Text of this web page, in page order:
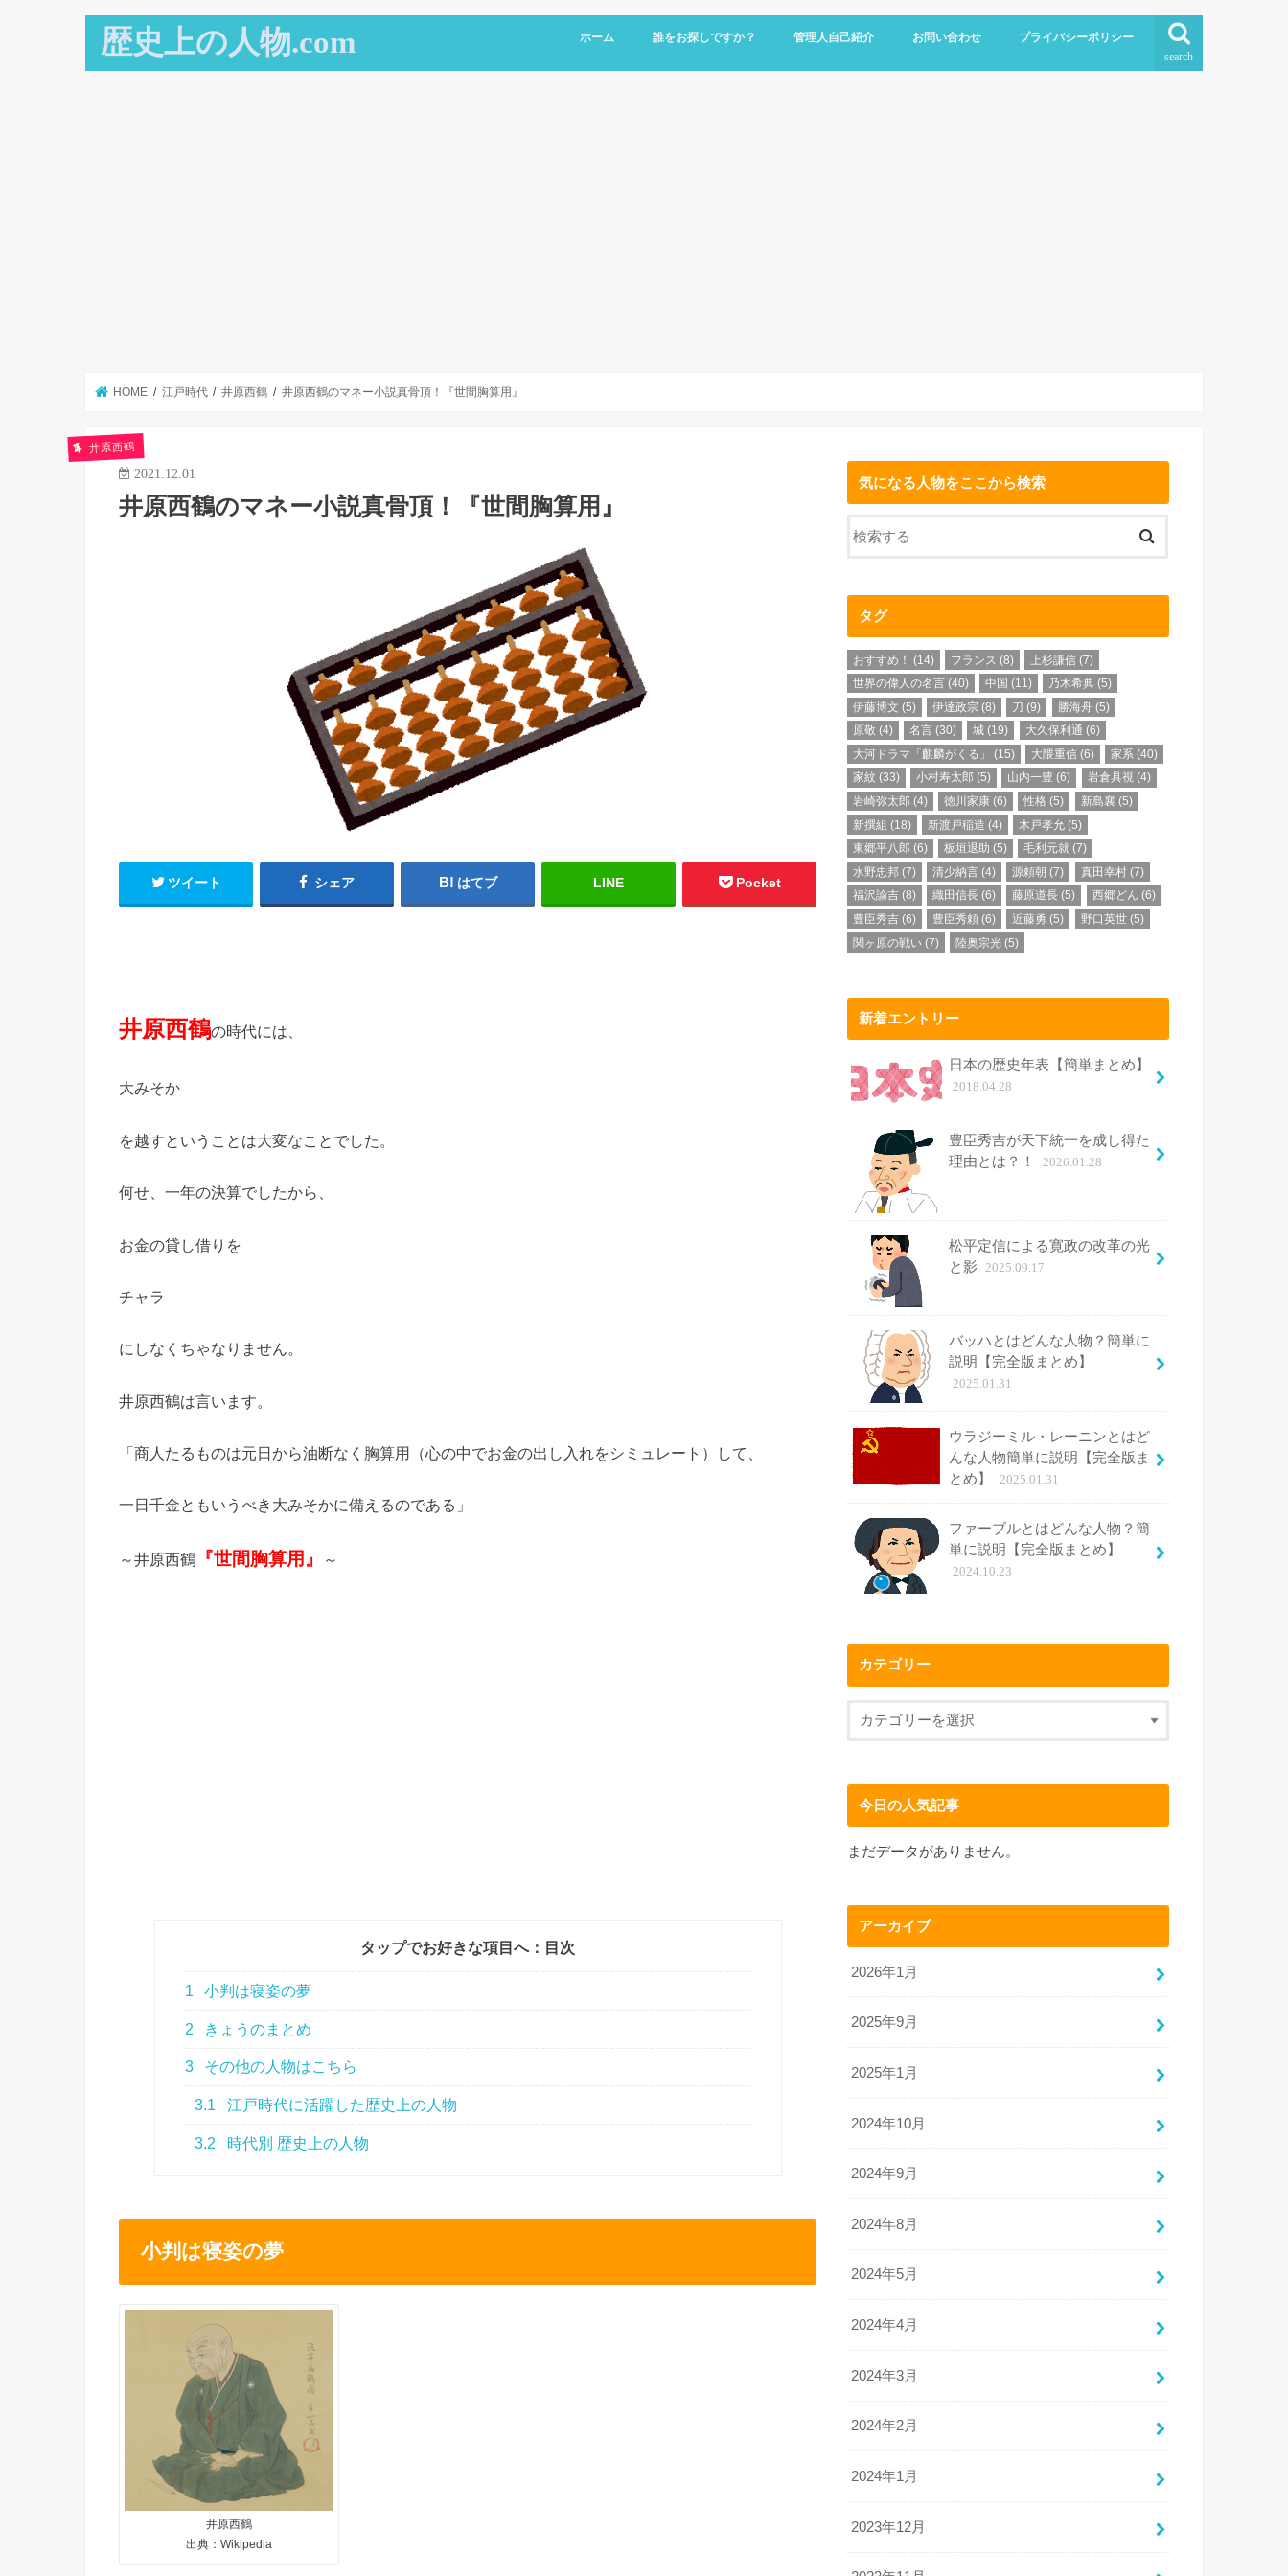
歴史上の人物.com search
ホーム 誰をお探しですか？ 管理人自己紹介 お問い合わせ プライバシーポリシー
HOME 江戸時代 井原西鶴 井原西鶴のマネー小説真骨頂！『世間胸算用』
井原西鶴
2021.12.01
井原西鶴のマネー小説真骨頂！『世間胸算用』
ツイート シェア はてブ LINE Pocket
井原西鶴の時代には、
大みそか
を越すということは大変なことでした。
何せ、一年の決算でしたから、
お金の貸し借りを
チャラ
にしなくちゃなりません。
井原西鶴は言います。
「商人たるものは元日から油断なく胸算用（心の中でお金の出し入れをシミュレート）して、
一日千金ともいうべき大みそかに備えるのである」
～井原西鶴 『世間胸算用』 ～
タップでお好きな項目へ：目次
1 小判は寝姿の夢
2 きょうのまとめ
3 その他の人物はこちら
3.1 江戸時代に活躍した歴史上の人物
3.2 時代別 歴史上の人物
小判は寝姿の夢
井原西鶴
出典：Wikipedia
気になる人物をここから検索
タグ
おすすめ！ (14) フランス (8) 上杉謙信 (7)
世界の偉人の名言 (40) 中国 (11) 乃木希典 (5)
伊藤博文 (5) 伊達政宗 (8) 刀 (9) 勝海舟(5)
原敬 (4) 名言 (30) 城 (19) 大久保利通 (6)
大河ドラマ「麒麟がくる」
(15) 大隈重信 (6) 家系 (40)
家紋 (33) 小村寿太郎 (5) 山内一豊 (6) 岩倉具視(4)
岩崎弥太郎 (4) 徳川家康 (6) 性格 (5) 新島襄 (5)
新撰組 (18) 新渡戸稲造 (4) 木戸孝允 (5)
東郷平八郎 (6) 板垣退助 (5) 毛利元就 (7)
水野忠邦 (7) 清少納言 (4) 源頼朝 (7) 真田幸村(7)
福沢諭吉 (8) 織田信長 (6) 藤原道長 (5) 西郷どん (6)
豊臣秀吉 (6) 豊臣秀頼 (6) 近藤勇 (5) 野口英世(5)
関ヶ原の戦い (7) 陸奥宗光 (5)
新着エントリー
日本の歴史年表【簡単まとめ】
2018.04.28
豊臣秀吉が天下統一を成し得た
理由とは？！
2026.01.28
松平定信による寛政の改革の光
と影
2025.09.17
バッハとはどんな人物？簡単に
説明【完全版まとめ】
2025.01.31
ウラジーミル・レーニンとはど
んな人物簡単に説明【完全版ま
とめ】
2025.01.31
ファーブルとはどんな人物？簡
単に説明【完全版まとめ】
2024.10.23
カテゴリー
今日の人気記事
まだデータがありません。
アーカイブ
2026年1月
2025年9月
2025年1月
2024年10月
2024年9月
2024年8月
2024年5月
2024年4月
2024年3月
2024年2月
2024年1月
2023年12月